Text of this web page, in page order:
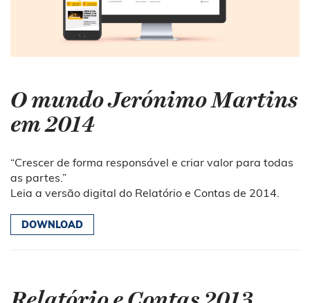
O mundo Jerónimo Martins
em 2014
“Crescer de forma responsável e criar valor para todas
as partes.”
Leia a versão digital do Relatório e Contas de 2014.
DOWNLOAD